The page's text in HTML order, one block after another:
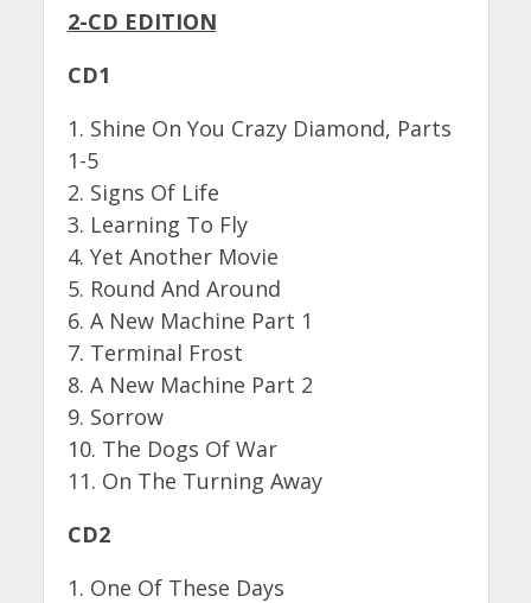
2-CD EDITION
CD1
1. Shine On You Crazy Diamond, Parts
1-5
2. Signs Of Life
3. Learning To Fly
4. Yet Another Movie
5. Round And Around
6. A New Machine Part 1
7. Terminal Frost
8. A New Machine Part 2
9. Sorrow
10. The Dogs Of War
11. On The Turning Away
CD2
1. One Of These Days